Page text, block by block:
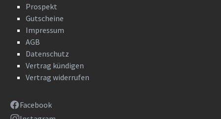
Prospekt
Gutscheine
Impressum
AGB
Datenschutz
Vertrag kündigen
Vertrag widerrufen
Facebook